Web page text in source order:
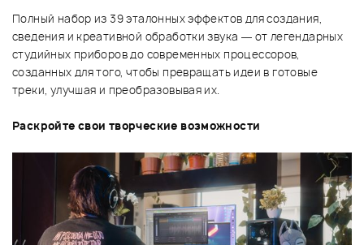
Полный набор из 39 эталонных эффектов для создания,
сведения и креативной обработки звука — от легендарных
студийных приборов до современных процессоров,
созданных для того, чтобы превращать идеи в готовые
треки, улучшая и преобразовывая их.
Раскройте свои творческие возможности